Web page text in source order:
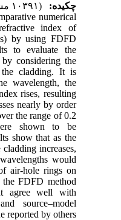
چکیده:
numerical
index of
by using FDFD
to evaluate the
by considering the
the cladding. It is
wavelength, the
rises, resulting
nearly by order
the range of 0.2
shown to be
show that as the
cladding increases,
wavelengths would
air-hole rings on
the FDFD method
agree well with
source–model
reported by others.